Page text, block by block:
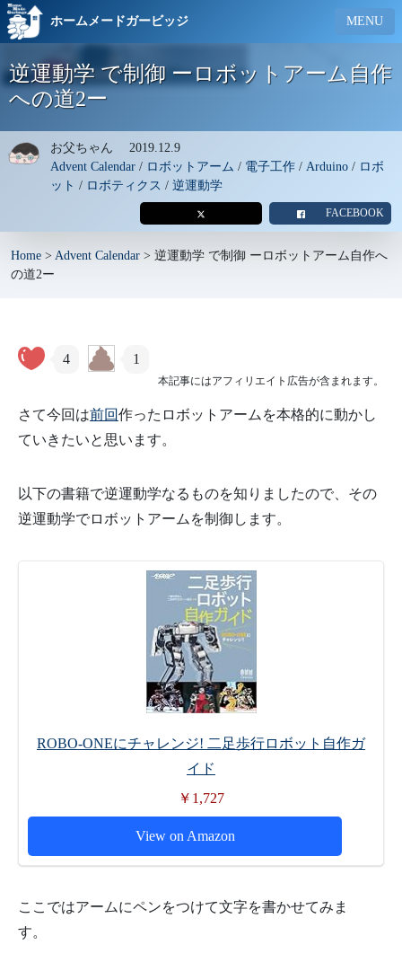
ホームメードガービッジ MENU
逆運動学 で制御 ーロボットアーム自作
への道2ー
お父ちゃん 2019.12.9
Advent Calendar / ロボットアーム / 電子工作 / Arduino / ロボ
ット / ロボティクス / 逆運動学
FACEBOOK
Home > Advent Calendar > 逆運動学 で制御 ーロボットアーム自作へ
の道2ー
本記事にはアフィリエイト広告が含まれます。
4 1
さて今回は前回作ったロボットアームを本格的に動かし
ていきたいと思います。
以下の書籍で逆運動学なるものを知りましたので、その
逆運動学でロボットアームを制御します。
ROBO-ONEにチャレンジ! 二足歩行ロボット自作ガ
イド
￥1,727
View on Amazon
ここではアームにペンをつけて文字を書かせてみま
す。